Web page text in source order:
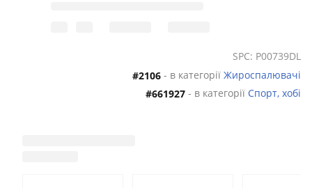
SPC: P00739DL
#2106 - в категорії Жироспалювачі
#661927 - в категорії Спорт, хобі